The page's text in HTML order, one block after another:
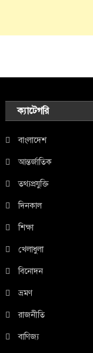
ক্যাটেগরি
বাংলাদেশ
আন্তর্জাতিক
তথ্যপ্রযুক্তি
দিনকাল
শিক্ষা
খেলাধুলা
বিনোদন
ভ্রমণ
রাজনীতি
বাণিজ্য